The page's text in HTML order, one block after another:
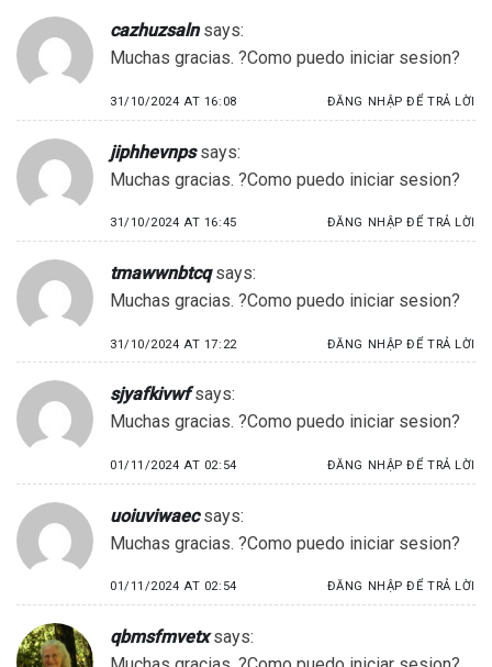
cazhuzsaln says:
Muchas gracias. ?Como puedo iniciar sesion?
31/10/2024 AT 16:08 ĐĂNG NHẬP ĐỂ TRẢ LỜI
jiphhevnps says:
Muchas gracias. ?Como puedo iniciar sesion?
31/10/2024 AT 16:45 ĐĂNG NHẬP ĐỂ TRẢ LỜI
tmawwnbtcq says:
Muchas gracias. ?Como puedo iniciar sesion?
31/10/2024 AT 17:22 ĐĂNG NHẬP ĐỂ TRẢ LỜI
sjyafkivwf says:
Muchas gracias. ?Como puedo iniciar sesion?
01/11/2024 AT 02:54 ĐĂNG NHẬP ĐỂ TRẢ LỜI
uoiuviwaec says:
Muchas gracias. ?Como puedo iniciar sesion?
01/11/2024 AT 02:54 ĐĂNG NHẬP ĐỂ TRẢ LỜI
qbmsfmvetx says: